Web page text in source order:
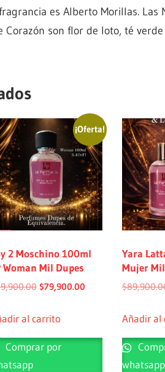
es Alberto Morillas. Las
son flor de loto, té
¡Oferta!
2 Moschino 100ml
Woman Mil Dupes
$79,900.00
al carrito
Comprar por
Yara
Mujer
$
Añadir al
whatsapp